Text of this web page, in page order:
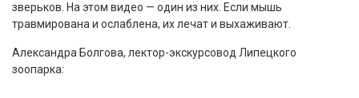
зверьков. На этом видео — один из них. Если мышь
травмирована и ослаблена, их лечат и выхаживают.
Александра Болгова, лектор-экскурсовод Липецкого
зоопарка: